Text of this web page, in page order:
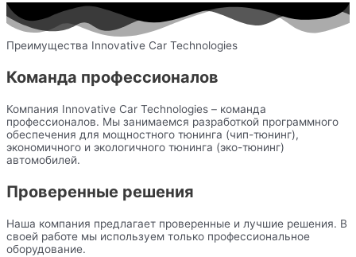
Преимущества Innovative Car Technologies
Команда профессионалов
Компания Innovative Car Technologies – команда
профессионалов. Мы занимаемся разработкой программного
обеспечения для мощностного тюнинга (чип-тюнинг),
экономичного и экологичного тюнинга (эко-тюнинг)
автомобилей.
Проверенные решения
Наша компания предлагает проверенные и лучшие решения. В
своей работе мы используем только профессиональное
оборудование.